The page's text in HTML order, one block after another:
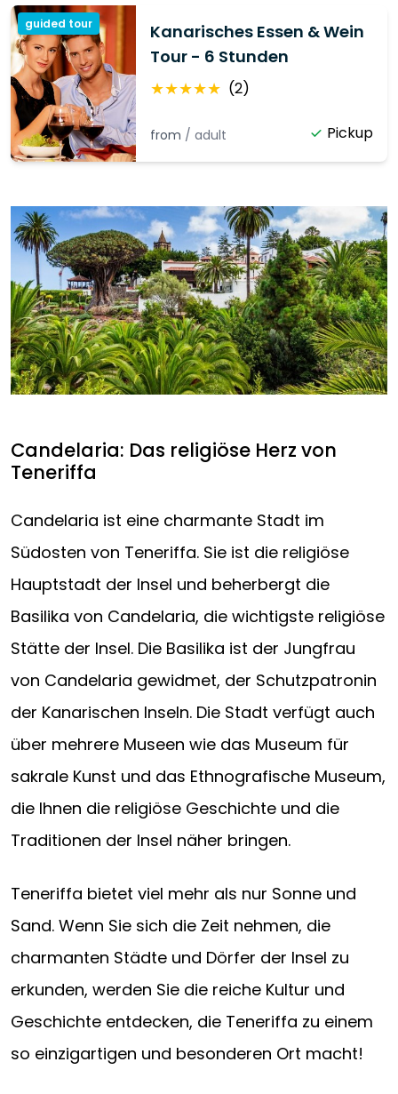
guided tour
Kanarisches Essen & Wein
Tour - 6 Stunden
★★★★★ (2)
from /adult Pickup
Candelaria: Das religiöse Herz von
Teneriffa
Candelaria ist eine charmante Stadt im
Südosten von Teneriffa. Sie ist die religiöse
Hauptstadt der Insel und beherbergt die
Basilika von Candelaria, die wichtigste religiöse
Stätte der Insel. Die Basilika ist der Jungfrau
von Candelaria gewidmet, der Schutzpatronin
der Kanarischen Inseln. Die Stadt verfügt auch
über mehrere Museen wie das Museum für
sakrale Kunst und das Ethnografische Museum,
die Ihnen die religiöse Geschichte und die
Traditionen der Insel näher bringen.
Teneriffa bietet viel mehr als nur Sonne und
Sand. Wenn Sie sich die Zeit nehmen, die
charmanten Städte und Dörfer der Insel zu
erkunden, werden Sie die reiche Kultur und
Geschichte entdecken, die Teneriffa zu einem
so einzigartigen und besonderen Ort macht!